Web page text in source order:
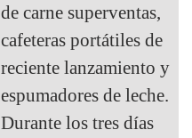
de carne superventas,
cafeteras portátiles de
reciente lanzamiento y
espumadores de leche.
Durante los tres días